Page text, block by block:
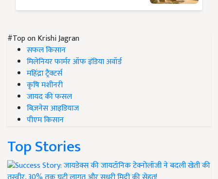
#Top on Krishi Jagran
सफल किसान
मिलेनियर फार्मर ऑफ इंडिया अवॉर्ड
महिंद्रा ट्रैक्टर्स
कृषि मशीनरी
जायद की फसल
बिज़नेस आइडियाज
पीएम किसान
Top Stories